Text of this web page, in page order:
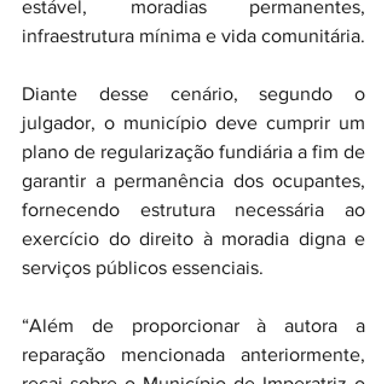
estável, moradias permanentes,
infraestrutura mínima e vida comunitária.
Diante desse cenário, segundo o
julgador, o município deve cumprir um
plano de regularização fundiária a fim de
garantir a permanência dos ocupantes,
fornecendo estrutura necessária ao
exercício do direito à moradia digna e
serviços públicos essenciais.
“Além de proporcionar à autora a
reparação mencionada anteriormente,